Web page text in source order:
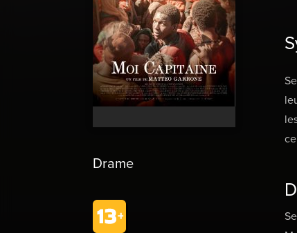
Drame